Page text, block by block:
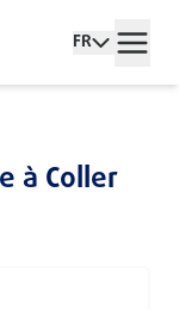
FR
à Coller